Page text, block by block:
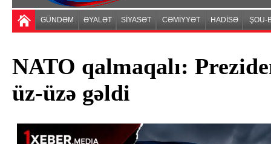
GÜNDƏM ƏYALƏT SİYASƏT CƏMİYYƏT HADİSƏ ŞOU-
NATO qalmaqalı:
üz-üzə gəldi